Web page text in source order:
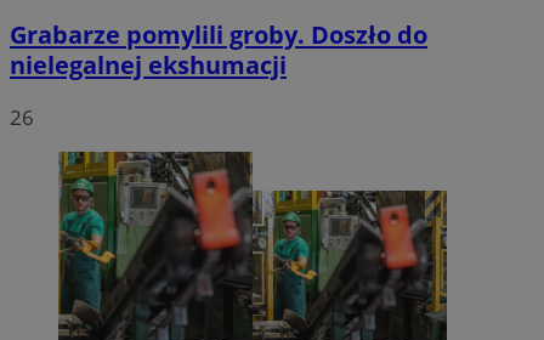
Grabarze pomylili groby. Doszło do
nielegalnej ekshumacji
26